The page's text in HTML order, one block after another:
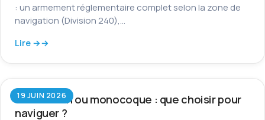
: un armement réglementaire complet selon la zone de
navigation (Division 240),…
Lire →
19 JUIN 2026
Catamaran ou monocoque : que choisir pour
naviguer ?